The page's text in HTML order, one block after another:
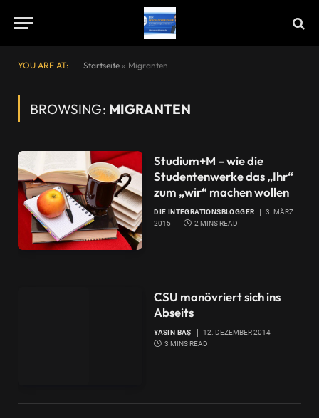
YOU ARE AT: Startseite » Migranten
BROWSING: MIGRANTEN
Studium+M – wie die
Studentenwerke das „Ihr“
zum „wir“ machen wollen
DIE INTEGRATIONSBLOGGER
3. MÄRZ
2015
2 MINS READ
CSU manövriert sich ins
Abseits
YASIN BAŞ
12. DEZEMBER 2014
3 MINS READ